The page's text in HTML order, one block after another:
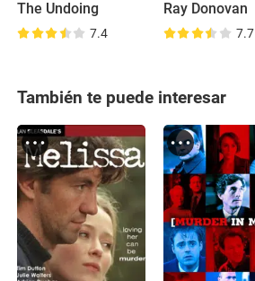
The Undoing
7.4
Ray Donovan
7.7
También te puede interesar